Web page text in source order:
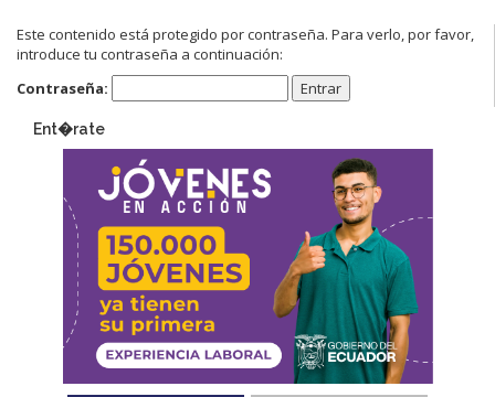
Este contenido está protegido por contraseña. Para verlo, por favor,
introduce tu contraseña a continuación:
Contraseña:
Ent�rate